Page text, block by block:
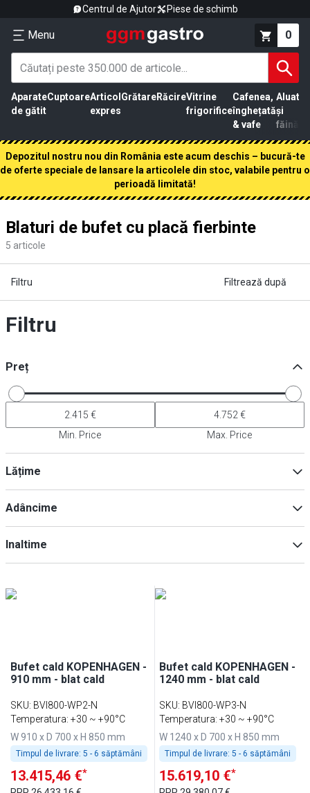
Centrul de Ajutor Piese de schimb
Menu 0
Aparate
de gătit
CuptoareArticol
expres
GrătareRăcireVitrine
frigorifice
Cafenea,
înghețată
& vafe
Aluat
și
făină
Depozitul nostru nou din România este acum deschis – bucură-te
de oferte speciale de lansare la articolele din stoc, valabile pentru o
perioadă limitată!
Blaturi de bufet cu placă fierbinte
5 articole
Filtru Filtrează după
Filtru
Preț
Min. Price Max. Price
Lățime
Adâncime
Inaltime
Bufet cald KOPENHAGEN -
910 mm - blat cald
SKU: BVI800-WP2-N
Temperatura: +30 ~ +90°C
W 910 x D 700 x H 850 mm
Timpul de livrare: 5 - 6 săptămâni
13.415,46 €*
Bufet cald KOPENHAGEN -
1240 mm - blat cald
SKU: BVI800-WP3-N
Temperatura: +30 ~ +90°C
W 1240 x D 700 x H 850 mm
Timpul de livrare: 5 - 6 săptămâni
15.619,10 €*